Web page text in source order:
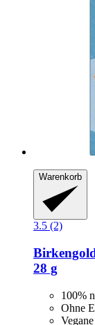
Warenkorb
3.5 (2)
28 g
100%
Ohne